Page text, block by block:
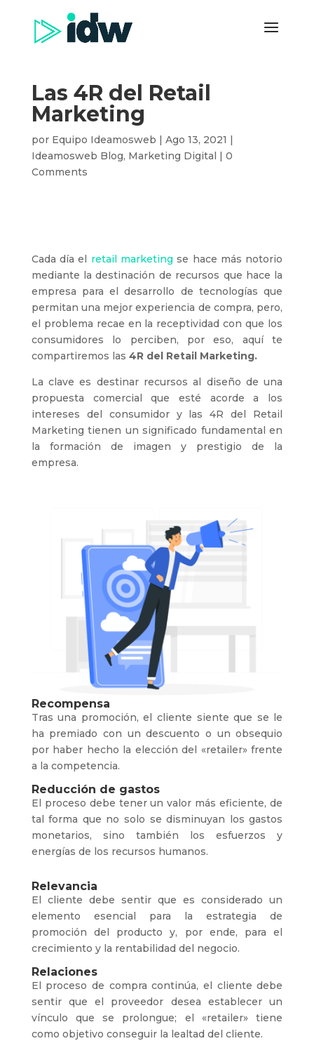
Las 4R del Retail
Marketing
por Equipo Ideamosweb | Ago 13, 2021 |
Ideamosweb Blog, Marketing Digital | 0
Comments
Cada día el retail marketing se hace más notorio
mediante la destinación de recursos que hace la
empresa para el desarrollo de tecnologías que
permitan una mejor experiencia de compra, pero,
el problema recae en la receptividad con que los
consumidores lo perciben, por eso, aquí te
compartiremos las 4R del Retail Marketing.
La clave es destinar recursos al diseño de una
propuesta comercial que esté acorde a los
intereses del consumidor y las 4R del Retail
Marketing tienen un significado fundamental en
la formación de imagen y prestigio de la
empresa.
Recompensa
Tras una promoción, el cliente siente que se le
ha premiado con un descuento o un obsequio
por haber hecho la elección del «retailer» frente
a la competencia.
Reducción de gastos
El proceso debe tener un valor más eficiente, de
tal forma que no solo se disminuyan los gastos
monetarios, sino también los esfuerzos y
energías de los recursos humanos.
Relevancia
El cliente debe sentir que es considerado un
elemento esencial para la estrategia de
promoción del producto y, por ende, para el
crecimiento y la rentabilidad del negocio.
Relaciones
El proceso de compra continúa, el cliente debe
sentir que el proveedor desea establecer un
vínculo que se prolongue; el «retailer» tiene
como objetivo conseguir la lealtad del cliente.